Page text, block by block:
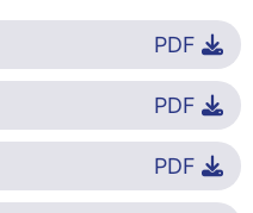
PDF
PDF
PDF